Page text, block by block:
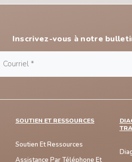
Inscrivez-vous à notre
SOUTIEN ET RESSOURCES
Soutien Et Ressources
Assistance Par Téléphone Et